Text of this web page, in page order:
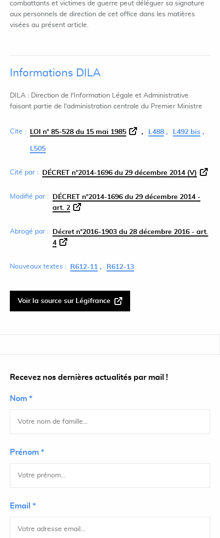
combattants et victimes de guerre peut déléguer sa signature
aux personnels de direction de cet office dans les matières
visées au présent article.
Informations DILA
DILA : Direction de l'Information Légale et Administrative
faisant partie de l'administration centrale du Premier Ministre
Cite : LOI n° 85-528 du 15 mai 1985 L488 L492 bis
L505
Cité par : DÉCRET n°2014-1696 du 29 décembre 2014 (V)
Modifié par :
DÉCRET n°2014-1696 du 29 décembre 2014 -
art. 2
Abrogé par :
Décret n°2016-1903 du 28 décembre 2016 - art.
4
Nouveaux textes : R612-11 R612-13
Voir la source sur Légifrance
Recevez nos dernières actualités par mail !
Nom *
Prénom *
Email *